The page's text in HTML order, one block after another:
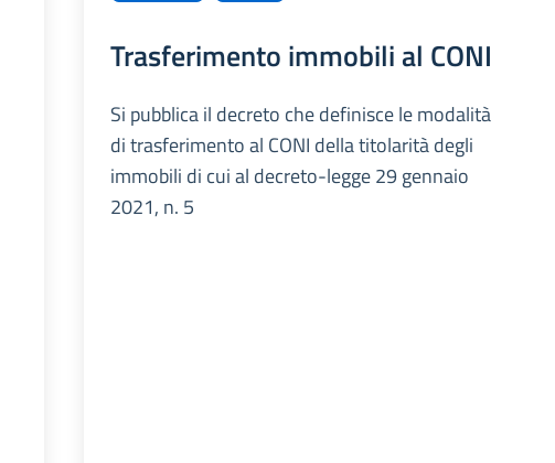
Trasferimento immobili al CONI
Si pubblica il decreto che definisce le modalità
di trasferimento al CONI della titolarità degli
immobili di cui al decreto-legge 29 gennaio
2021, n. 5